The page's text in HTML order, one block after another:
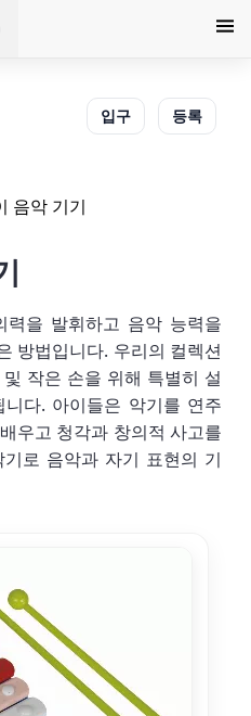
입구 등록
음악 기기
을 발휘하고 음악 능력을
방법입니다. 우리의 컬렉션
작은 손을 위해 특별히 설
다. 아이들은 악기를 연주
우고 청각과 창의적 사고를
로 음악과 자기 표현의 기